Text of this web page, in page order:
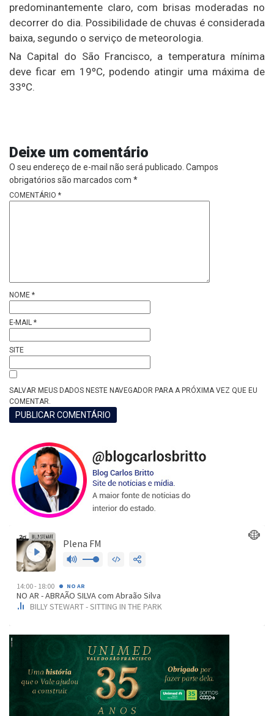
predominantemente claro, com brisas moderadas no
decorrer do dia. Possibilidade de chuvas é considerada
baixa, segundo o serviço de meteorologia.
Na Capital do São Francisco, a temperatura mínima
deve ficar em 19ºC, podendo atingir uma máxima de
33ºC.
Deixe um comentário
O seu endereço de e-mail não será publicado. Campos
obrigatórios são marcados com *
COMENTÁRIO *
NOME *
E-MAIL *
SITE
SALVAR MEUS DADOS NESTE NAVEGADOR PARA A PRÓXIMA VEZ QUE EU
COMENTAR.